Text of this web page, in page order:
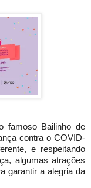
famoso Bailinho de
contra o COVID-
e respeitando
algumas atrações
garantir a alegria da